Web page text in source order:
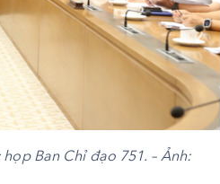
Ban Chỉ đạo 751. – Ảnh: